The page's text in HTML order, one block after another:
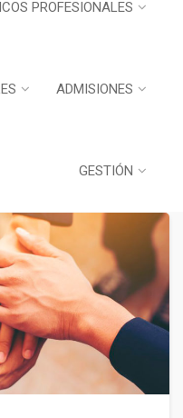
PROFESIONALES
ADMISIONES
GESTIÓN